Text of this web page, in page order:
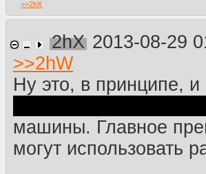
>>2hX
2hX 2013-08-29
>>2hW
Ну это, в принципе,
машины. Главное
могут использовать